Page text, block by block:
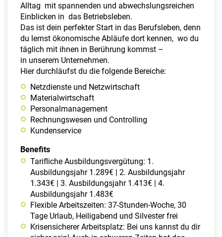
Alltag mit spannenden und abwechslungsreichen
Einblicken in das Betriebsleben.
Das ist dein perfekter Start in das Berufsleben, denn
du lernst ökonomische Abläufe dort kennen, wo du
täglich mit ihnen in Berührung kommst –
in unserem Unternehmen.
Hier durchläufst du die folgende Bereiche:
Netzdienste und Netzwirtschaft
Materialwirtschaft
Personalmanagement
Rechnungswesen und Controlling
Kundenservice
Benefits
Tarifliche Ausbildungsvergütung: 1.
Ausbildungsjahr 1.289€ | 2. Ausbildungsjahr
1.343€ | 3. Ausbildungsjahr 1.413€ | 4.
Ausbildungsjahr 1.483€
Flexible Arbeitszeiten: 37-Stunden-Woche, 30
Tage Urlaub, Heiligabend und Silvester frei
Krisensicherer Arbeitsplatz: Bei uns kannst du dir